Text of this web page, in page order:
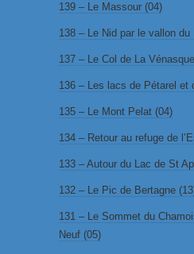
139 – Le Massour (04)
138 – Le Nid par le vallon du
137 – Le Col de La
136 – Les lacs de Pétarel et
135 – Le Mont Pelat (04)
134 – Retour au refuge de
133 – Autour du Lac de St
132 – Le Pic de Bertagne
131 – Le Sommet du
Neuf (05)